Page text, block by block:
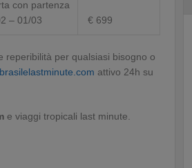
con partenza
– 01/03
€ 699
reperibilità per qualsiasi bisogno o
attivo 24h su
e viaggi tropicali last minute.